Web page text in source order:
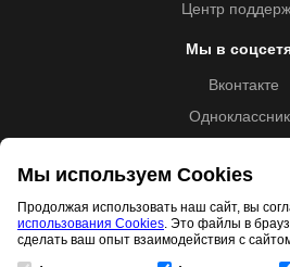
Центр
Мы в
Вконтакте
Образовательная лицензия
01253-67/
Мы используем Cookies
Продолжая использовать наш сайт, вы
использования Cookies. Это файлы в
сделать ваш опыт взаимодействия с